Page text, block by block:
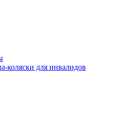
коляски для инвалидов